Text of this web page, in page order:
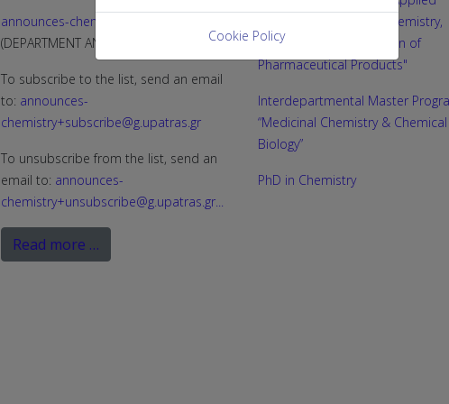
announces-chemistry@g.upatras.gr
(DEPARTMENT ANNOUNCEMENTS)
To subscribe to the list, send an email
to: announces-
chemistry+subscribe@g.upatras.gr
To unsubscribe from the list, send an
email to: announces-
chemistry+unsubscribe@g.upatras.gr...
Read more …
Biochemistry: Clinical Chemistry,
Biotechnology, Evaluation of
Pharmaceutical Products"
Interdepartmental Master
“Medicinal Chemistry & Chemical
Biology”
PhD in Chemistry
Cookie Policy